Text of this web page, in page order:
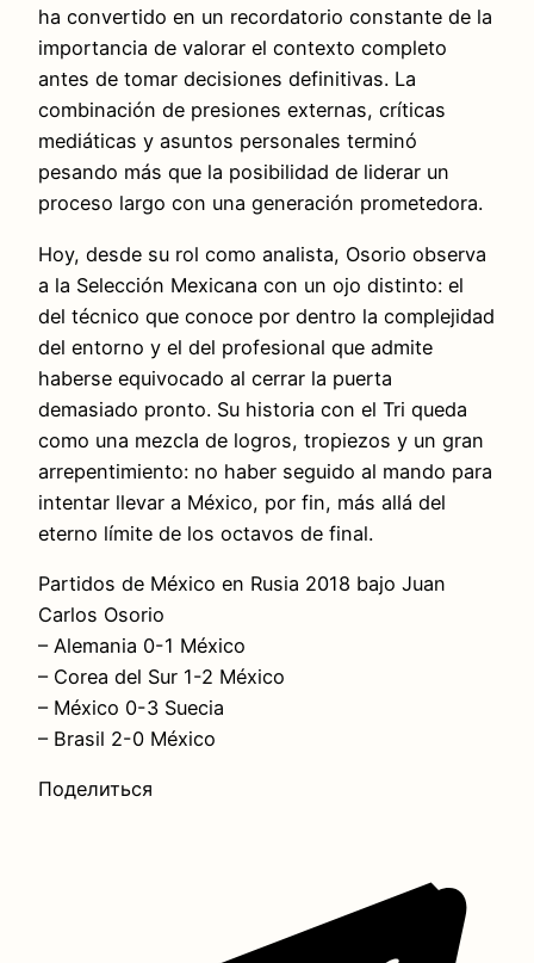
ha convertido en un recordatorio constante de la
importancia de valorar el contexto completo
antes de tomar decisiones definitivas. La
combinación de presiones externas, críticas
mediáticas y asuntos personales terminó
pesando más que la posibilidad de liderar un
proceso largo con una generación prometedora.
Hoy, desde su rol como analista, Osorio observa
a la Selección Mexicana con un ojo distinto: el
del técnico que conoce por dentro la complejidad
del entorno y el del profesional que admite
haberse equivocado al cerrar la puerta
demasiado pronto. Su historia con el Tri queda
como una mezcla de logros, tropiezos y un gran
arrepentimiento: no haber seguido al mando para
intentar llevar a México, por fin, más allá del
eterno límite de los octavos de final.
Partidos de México en Rusia 2018 bajo Juan
Carlos Osorio
– Alemania 0-1 México
– Corea del Sur 1-2 México
– México 0-3 Suecia
– Brasil 2-0 México
Поделиться